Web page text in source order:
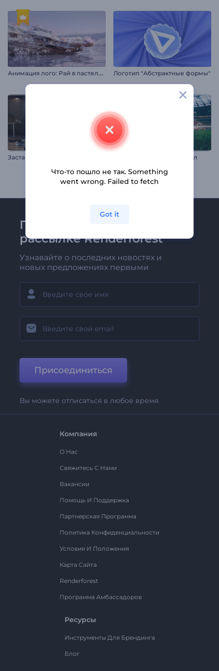
А
нимация лого: Рай в пастельных тонах Логотип "Абстрактные формы"
Заставка в стиле ретро ТВ 3D-анимация лого: Футбол
Присоединяйтесь к
рассылке Renderforest
Узнавайте о последних новостях и
новых предложениях первыми
Присоединиться
Вы можете отписаться в любое время
Компания
О Нас
Свяжитесь С Нами
Вакансии
Помощь И Поддержка
Партнерская Программа
Политика Конфиденциальности
Условия И Положения
Карта Сайта
Renderforest
Программа Амбассадоров
Ресурсы
Инструменты Для Брендинга
Блог
Что-то пошло не так. Something
went wrong. Failed to fetch
Got it